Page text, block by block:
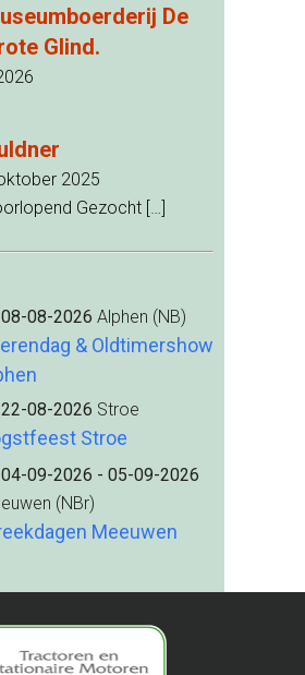
De
Glind.
2025
Gezocht […]
08-08-2026 Alphen (NB)
& Oldtimershow
22-08-2026 Stroe
Stroe
04-09-2026 - 05-09-2026
(NBr)
Meeuwen